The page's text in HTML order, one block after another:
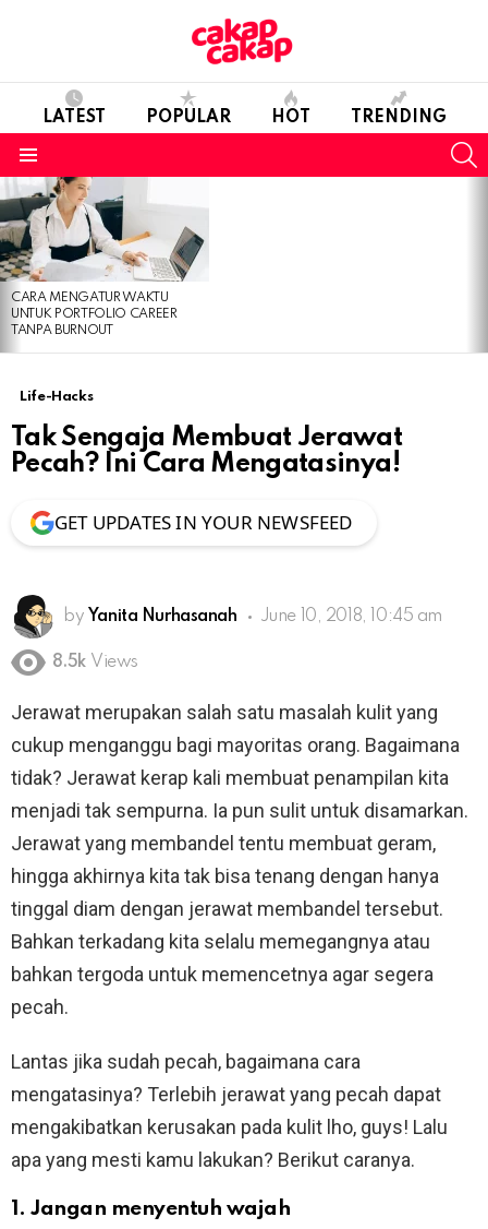
LATEST POPULAR HOT TRENDING
LATEST
STORIES
CARA MENGATUR WAKTU
UNTUK PORTFOLIO CAREER
TANPA BURNOUT
Life-Hacks
Tak Sengaja Membuat Jerawat
Pecah? Ini Cara Mengatasinya!
GET UPDATES IN YOUR NEWSFEED
by Yanita Nurhasanah June 10, 2018, 10:45 am
8.5k Views
Jerawat merupakan salah satu masalah kulit yang
cukup menganggu bagi mayoritas orang. Bagaimana
tidak? Jerawat kerap kali membuat penampilan kita
menjadi tak sempurna. Ia pun sulit untuk disamarkan.
Jerawat yang membandel tentu membuat geram,
hingga akhirnya kita tak bisa tenang dengan hanya
tinggal diam dengan jerawat membandel tersebut.
Bahkan terkadang kita selalu memegangnya atau
bahkan tergoda untuk memencetnya agar segera
pecah.
Lantas jika sudah pecah, bagaimana cara
mengatasinya? Terlebih jerawat yang pecah dapat
mengakibatkan kerusakan pada kulit lho, guys! Lalu
apa yang mesti kamu lakukan? Berikut caranya.
1. Jangan menyentuh wajah